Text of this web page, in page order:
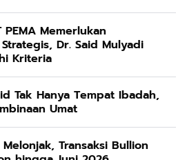
PEMA Memerlukan
Dr. Said Mulyadi
Kriteria
Tak Hanya Tempat Ibadah,
Umat
Melonjak, Transaksi Bullion